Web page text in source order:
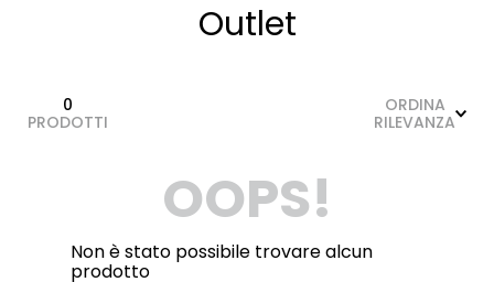
Outlet
0
PRODOTTI
ORDINA
RILEVANZA
OOPS!
Non è stato possibile trovare alcun
prodotto